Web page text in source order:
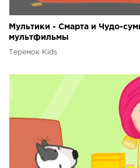
Мультики - Смарта и Чудо-
мультфильмы
Теремок Kids